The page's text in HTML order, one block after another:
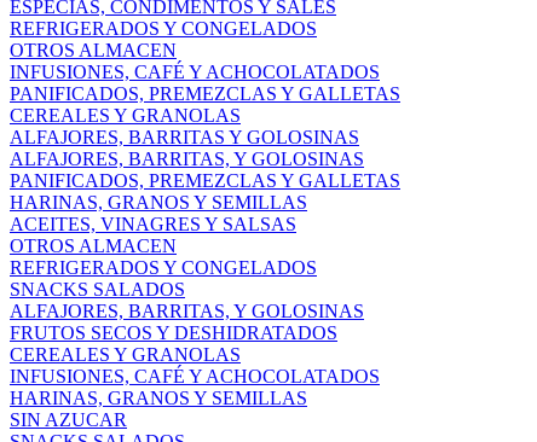
ESPECIAS, CONDIMENTOS Y SALES
REFRIGERADOS Y CONGELADOS
OTROS ALMACEN
INFUSIONES, CAFÉ Y ACHOCOLATADOS
PANIFICADOS, PREMEZCLAS Y GALLETAS
CEREALES Y GRANOLAS
ALFAJORES, BARRITAS Y GOLOSINAS
ALFAJORES, BARRITAS, Y GOLOSINAS
PANIFICADOS, PREMEZCLAS Y GALLETAS
HARINAS, GRANOS Y SEMILLAS
ACEITES, VINAGRES Y SALSAS
OTROS ALMACEN
REFRIGERADOS Y CONGELADOS
SNACKS SALADOS
ALFAJORES, BARRITAS, Y GOLOSINAS
FRUTOS SECOS Y DESHIDRATADOS
CEREALES Y GRANOLAS
INFUSIONES, CAFÉ Y ACHOCOLATADOS
HARINAS, GRANOS Y SEMILLAS
SIN AZUCAR